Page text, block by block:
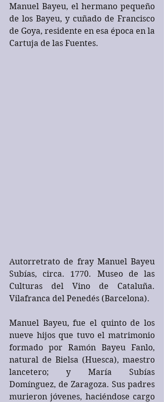
Manuel Bayeu, el hermano pequeño
de los Bayeu, y cuñado de Francisco
de Goya, residente en esa época en la
Cartuja de las Fuentes.
Autorretrato de fray Manuel Bayeu
Subías, circa. 1770. Museo de las
Culturas del Vino de Cataluña.
Vilafranca del Penedés (Barcelona).
Manuel Bayeu, fue el quinto de los
nueve hijos que tuvo el matrimonio
formado por Ramón Bayeu Fanlo,
natural de Bielsa (Huesca), maestro
lancetero; y María Subías
Domínguez, de Zaragoza. Sus padres
murieron jóvenes, haciéndose cargo